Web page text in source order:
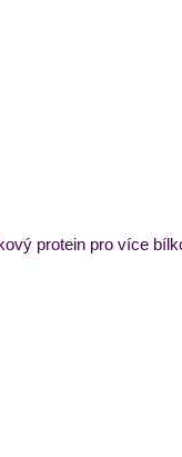
protein pro více